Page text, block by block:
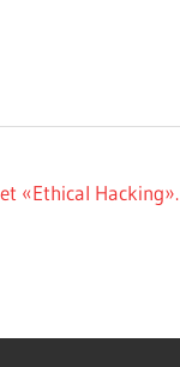
«Ethical Hacking».